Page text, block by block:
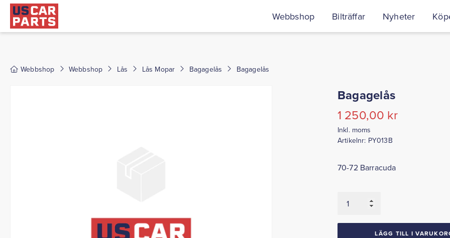
Webbshop Bilträffar Nyheter
Webbshop Webbshop Lås Lås Mopar Bagagelås Bagagelås
Bagagelås
1 250,00 kr
Inkl. moms
Artikelnr: PY013B
70-72 Barracuda
mängd
LÄGG TILL I